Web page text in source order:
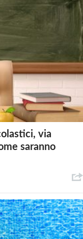
via
saranno